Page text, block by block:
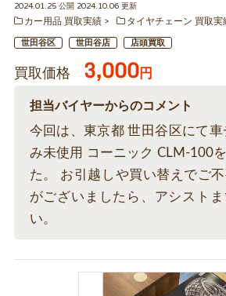
2024.01.25 公開 2024.10.06 更新
カー用品 買取実績
タイヤチェーン 買取実
世田谷区 世田谷店 店頭買取
買取価格 3,000円
担当バイヤーからのコメント
今回は、東京都 世田谷区にて
み未使用 コーニック CLM-100
た。 お引越しや買い替えでご
がございましたら、アシスト
い。